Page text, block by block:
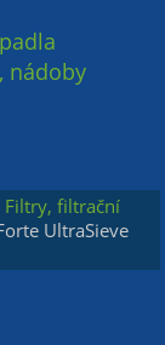
nádoby
Filtry, filtrační
UltraSieve